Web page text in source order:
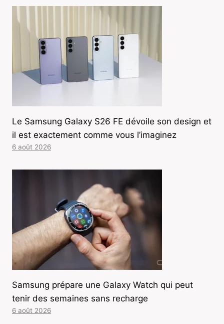
Le Samsung Galaxy S26 FE dévoile son design et
il est exactement comme vous l’imaginez
6 août 2026
Samsung prépare une Galaxy Watch qui peut
tenir des semaines sans recharge
6 août 2026